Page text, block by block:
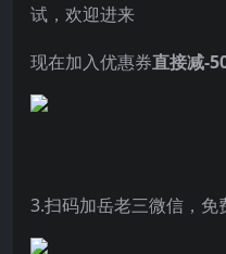
试，欢迎进来
现在加入优惠券直接减-
3.扫码加岳老三微信，免